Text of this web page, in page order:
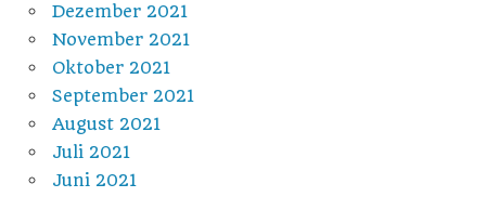
Dezember 2021
November 2021
Oktober 2021
September 2021
August 2021
Juli 2021
Juni 2021